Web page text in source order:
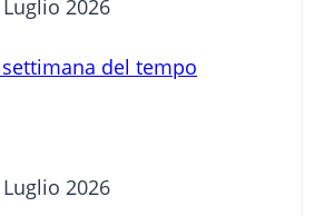
2026
del tempo
2026